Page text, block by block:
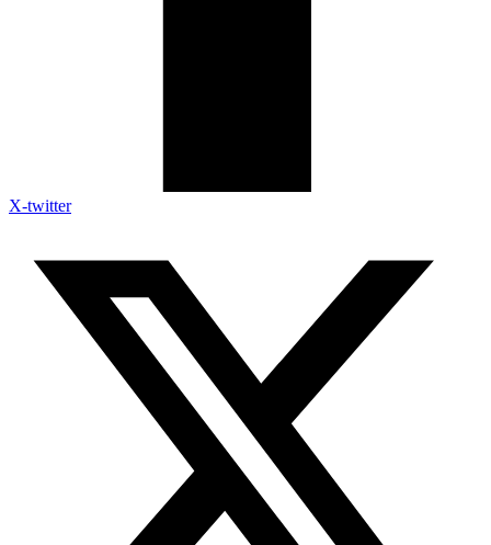
X-twitter